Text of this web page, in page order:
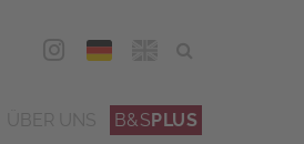
DEU
B&SPLUS